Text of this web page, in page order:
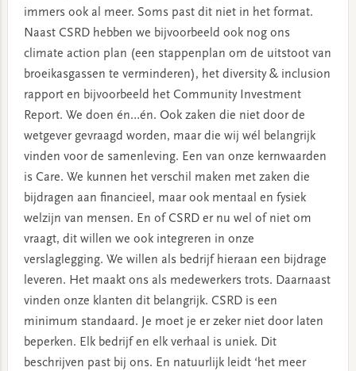
immers ook al meer. Soms past dit niet in het format.
Naast CSRD hebben we bijvoorbeeld ook nog ons
climate action plan (een stappenplan om de uitstoot van
broeikasgassen te verminderen), het diversity & inclusion
rapport en bijvoorbeeld het Community Investment
Report. We doen én…én. Ook zaken die niet door de
wetgever gevraagd worden, maar die wij wél belangrijk
vinden voor de samenleving. Een van onze kernwaarden
is Care. We kunnen het verschil maken met zaken die
bijdragen aan financieel, maar ook mentaal en fysiek
welzijn van mensen. En of CSRD er nu wel of niet om
vraagt, dit willen we ook integreren in onze
verslaglegging. We willen als bedrijf hieraan een bijdrage
leveren. Het maakt ons als medewerkers trots. Daarnaast
vinden onze klanten dit belangrijk. CSRD is een
minimum standaard. Je moet je er zeker niet door laten
beperken. Elk bedrijf en elk verhaal is uniek. Dit
beschrijven past bij ons. En natuurlijk leidt ‘het meer